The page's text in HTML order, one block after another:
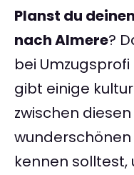
Planst du
nach Almere?
bei Umzugsprofi
gibt einige
zwischen
kennen